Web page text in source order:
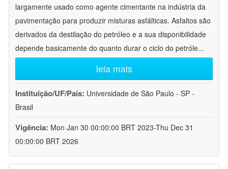
largamente usado como agente cimentante na indústria da
pavimentação para produzir misturas asfálticas. Asfaltos são
derivados da destilação do petróleo e a sua disponibilidade
depende basicamente do quanto durar o ciclo do petróle...
leia mais
Instituição/UF/País: Universidade de São Paulo - SP -
Brasil
Vigência: Mon Jan 30 00:00:00 BRT 2023-Thu Dec 31
00:00:00 BRT 2026